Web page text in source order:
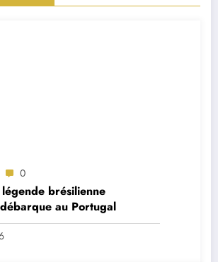
0
brésilienne
au Portugal